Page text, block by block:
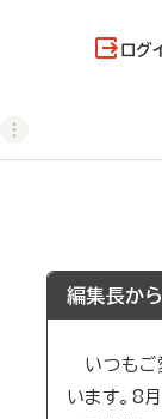
ログ
編集長か
いつもご
います。8